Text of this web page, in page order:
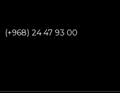
(+968) 24 47 93 00